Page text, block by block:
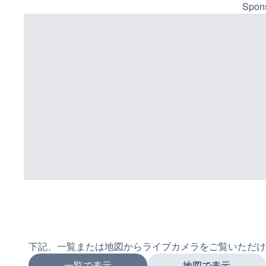
下記、一覧または地図からライブカメラをご覧いただけ